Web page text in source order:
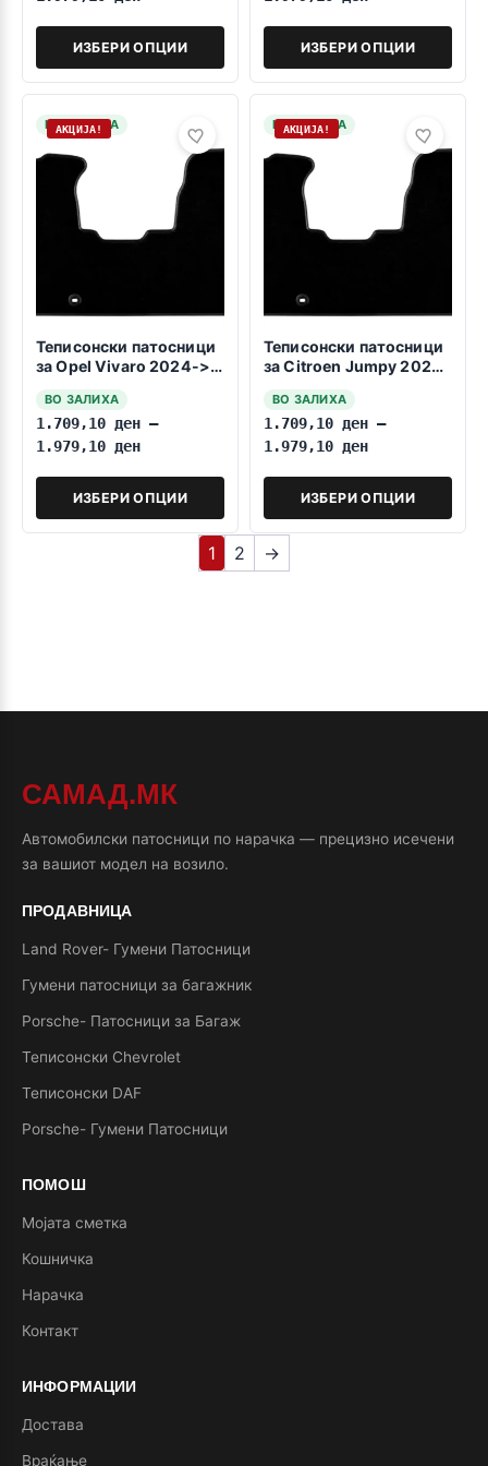
ИЗБЕРИ ОПЦИИ ИЗБЕРИ ОПЦИИ
НА ЗАЛИХА
АКЦИЈА!
Теписонски патосници
за Opel Vivaro 2024->>
ВО ЗАЛИХА
1.709,10 ден –
1.979,10 ден
ИЗБЕРИ ОПЦИИ
НА ЗАЛИХА
АКЦИЈА!
Теписонски патосници
за Citroen Jumpy 2024-
ВО ЗАЛИХА
1.709,10 ден –
1.979,10 ден
ИЗБЕРИ ОПЦИИ
1 2 →
САМАД.МК
Автомобилски патосници по нарачка — прецизно исечени
за вашиот модел на возило.
ПРОДАВНИЦА
Land Rover- Гумени Патосници
Гумени патосници за багажник
Porsche- Патосници за Багаж
Теписонски Chevrolet
Теписонски DAF
Porsche- Гумени Патосници
ПОМОШ
Мојата сметка
Кошничка
Нарачка
Контакт
ИНФОРМАЦИИ
Достава
Враќање